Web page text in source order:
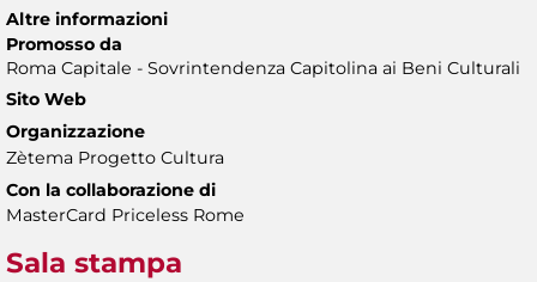
Altre informazioni
Promosso da
Roma Capitale - Sovrintendenza Capitolina ai Beni Culturali
Sito Web
Organizzazione
Zètema Progetto Cultura
Con la collaborazione di
MasterCard Priceless Rome
Sala stampa